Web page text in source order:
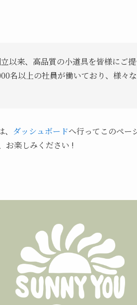
以来、高品質の小道具を皆様にご
名以上の社員が働いており、様々
ダッシュボードへ行ってこのペー
お楽しみください !